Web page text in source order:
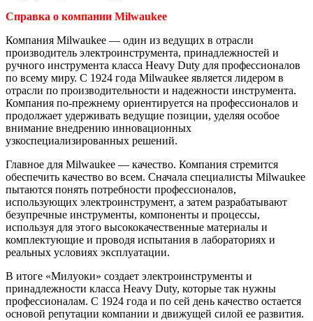
Справка о компании Milwaukee
Компания Milwaukee — один из ведущих в отрасли
производитель электроинструмента, принадлежностей и
ручного инструмента класса Heavy Duty для профессионалов
по всему миру. С 1924 года Milwaukee является лидером в
отрасли по производительности и надежности инструмента.
Компания по-прежнему ориентируется на профессионалов и
продолжает удерживать ведущие позиции, уделяя особое
внимание внедрению инновационных
узкоспециализированных решений.
Главное для Milwaukee — качество. Компания стремится
обеспечить качество во всем. Сначала специалисты Milwaukee
пытаются понять потребности профессионалов,
использующих электроинструмент, а затем разрабатывают
безупречные инструменты, компоненты и процессы,
используя для этого высококачественные материалы и
комплектующие и проводя испытания в лабораториях и
реальных условиях эксплуатации.
В итоге «Милуоки» создает электроинструменты и
принадлежности класса Heavy Duty, которые так нужны
профессионалам. С 1924 года и по сей день качество остается
основой репутации компании и движущей силой ее развития.